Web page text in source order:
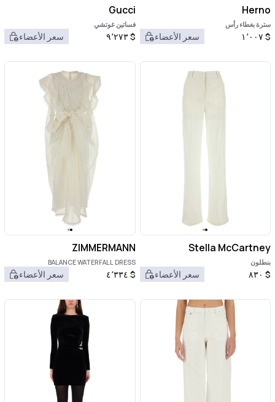
Herno
سترة بغطاء رأس
$ ١٬٠٠٧ سعر الأعضاء
Gucci
فساتين غوتشي
$٩٬٢٧٣ سعر الأعضاء
Stella McCartney
بنطلون
$ ٨٣٠ سعر الأعضاء
ZIMMERMANN
BALANCE WATERFALL DRESS
$ ٤٬٣٣٤ سعر الأعضاء